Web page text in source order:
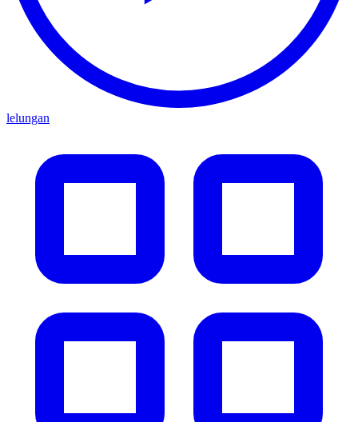
lelungan